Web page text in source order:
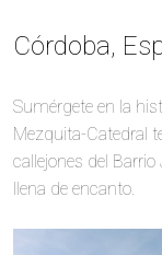
Córdoba,
Sumérgete en la
Mezquita-Catedral
callejones del
llena de encanto.